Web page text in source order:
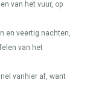
van het vuur, op
en veertig nachten,
van het
vanhier af, want